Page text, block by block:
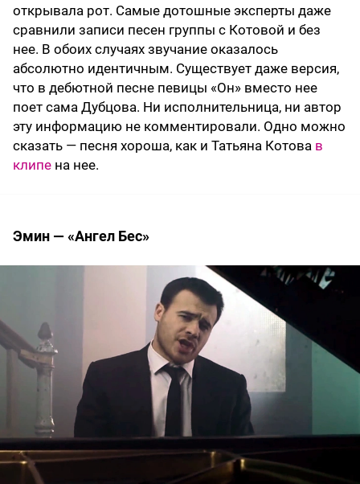
открывала рот. Самые дотошные эксперты даже
сравнили записи песен группы с Котовой и без
нее. В обоих случаях звучание оказалось
абсолютно идентичным. Существует даже версия,
что в дебютной песне певицы «Он» вместо нее
поет сама Дубцова. Ни исполнительница, ни автор
эту информацию не комментировали. Одно можно
сказать — песня хороша, как и Татьяна Котова в
клипе на нее.
Эмин — «Ангел Бес»